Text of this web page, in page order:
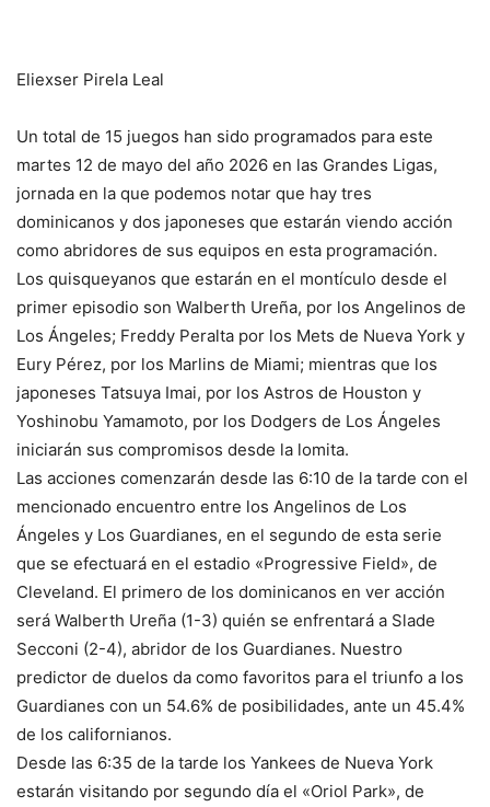
Eliexser Pirela Leal
Un total de 15 juegos han sido programados para este
martes 12 de mayo del año 2026 en las Grandes Ligas,
jornada en la que podemos notar que hay tres
dominicanos y dos japoneses que estarán viendo acción
como abridores de sus equipos en esta programación.
Los quisqueyanos que estarán en el montículo desde el
primer episodio son Walberth Ureña, por los Angelinos de
Los Ángeles; Freddy Peralta por los Mets de Nueva York y
Eury Pérez, por los Marlins de Miami; mientras que los
japoneses Tatsuya Imai, por los Astros de Houston y
Yoshinobu Yamamoto, por los Dodgers de Los Ángeles
iniciarán sus compromisos desde la lomita.
Las acciones comenzarán desde las 6:10 de la tarde con el
mencionado encuentro entre los Angelinos de Los
Ángeles y Los Guardianes, en el segundo de esta serie
que se efectuará en el estadio «Progressive Field», de
Cleveland. El primero de los dominicanos en ver acción
será Walberth Ureña (1-3) quién se enfrentará a Slade
Secconi (2-4), abridor de los Guardianes. Nuestro
predictor de duelos da como favoritos para el triunfo a los
Guardianes con un 54.6% de posibilidades, ante un 45.4%
de los californianos.
Desde las 6:35 de la tarde los Yankees de Nueva York
estarán visitando por segundo día el «Oriol Park», de